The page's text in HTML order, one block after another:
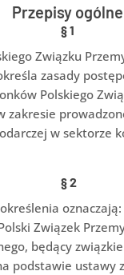
Przepisy ogólne
§1
Związku
zasady
Polskiego
zakresie
w sektorze
§2
oznaczają:
Związek
będący
podstawie ustawy